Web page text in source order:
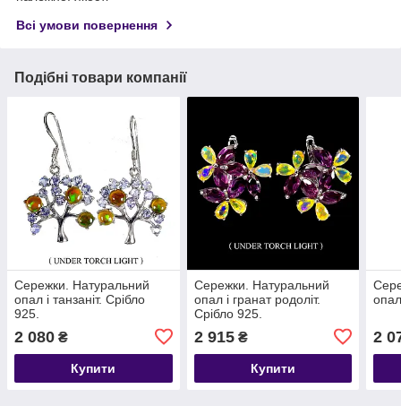
Всі умови повернення
Подібні товари компанії
Сережки. Натуральний
опал і танзаніт. Срібло
925.
2 080 ₴
Купити
Сережки. Натуральний
опал і гранат родоліт.
Срібло 925.
2 915₴
Купити
2